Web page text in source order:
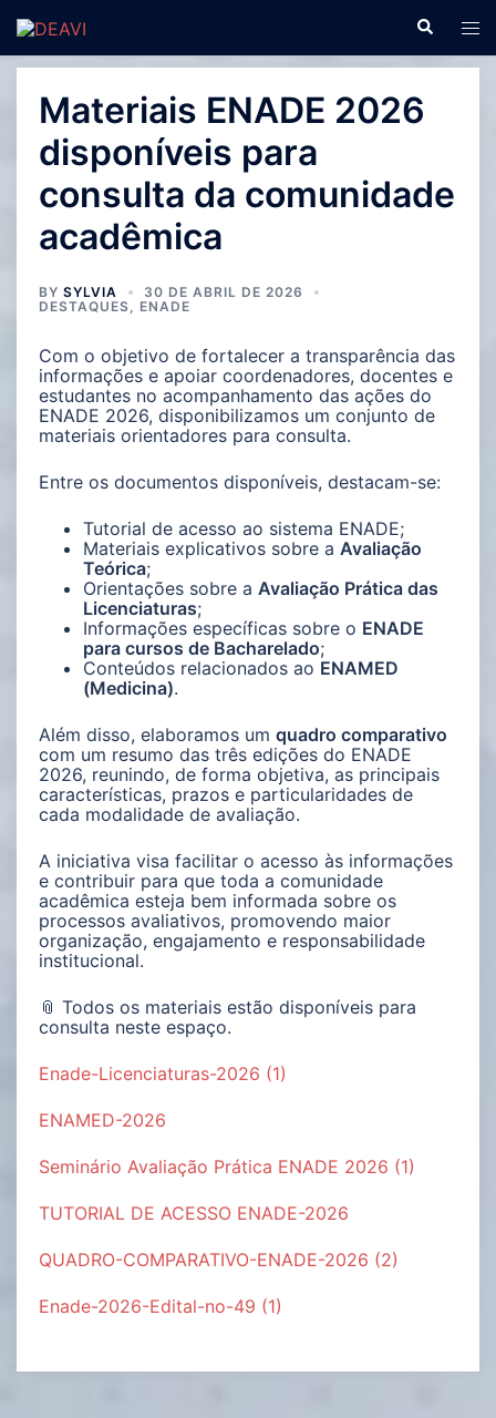
Materiais ENADE 2026
disponíveis para
consulta da comunidade
acadêmica
BY SYLVIA
30 DE ABRIL DE 2026
DESTAQUES
ENADE
Com o objetivo de fortalecer a transparência das
informações e apoiar coordenadores, docentes e
estudantes no acompanhamento das ações do
ENADE 2026, disponibilizamos um conjunto de
materiais orientadores para consulta.
Entre os documentos disponíveis, destacam-se:
Tutorial de acesso ao sistema ENADE;
Materiais explicativos sobre a Avaliação
Teórica;
Orientações sobre a Avaliação Prática das
Licenciaturas;
Informações específicas sobre o ENADE
para cursos de Bacharelado;
Conteúdos relacionados ao ENAMED
(Medicina).
Além disso, elaboramos um quadro comparativo
com um resumo das três edições do ENADE
2026, reunindo, de forma objetiva, as principais
características, prazos e particularidades de
cada modalidade de avaliação.
A iniciativa visa facilitar o acesso às informações
e contribuir para que toda a comunidade
acadêmica esteja bem informada sobre os
processos avaliativos, promovendo maior
organização, engajamento e responsabilidade
institucional.
📎 Todos os materiais estão disponíveis para
consulta neste espaço.
Enade-Licenciaturas-2026 (1)
ENAMED-2026
Seminário Avaliação Prática ENADE 2026 (1)
TUTORIAL DE ACESSO ENADE-2026
QUADRO-COMPARATIVO-ENADE-2026 (2)
Enade-2026-Edital-no-49 (1)